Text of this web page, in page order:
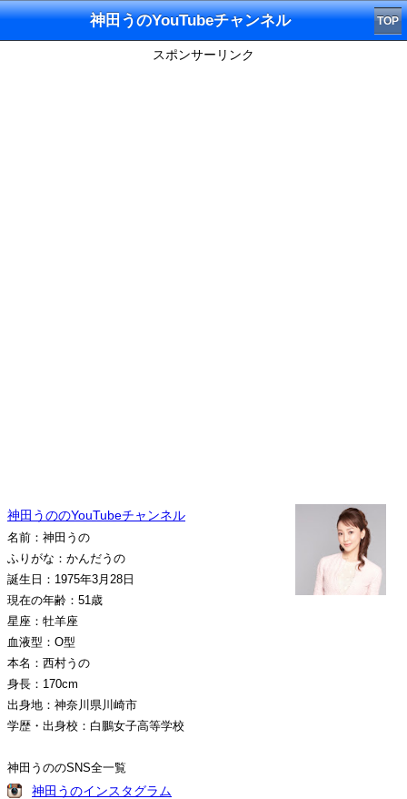
神田うのYouTubeチャンネル TOP
スポンサーリンク
神田うののYouTubeチャンネル
名前：神田うの
ふりがな：かんだうの
誕生日：1975年3月28日
現在の年齢：51歳
星座：牡羊座
血液型：O型
本名：西村うの
身長：170cm
出身地：神奈川県川崎市
学歴・出身校：白鵬女子高等学校
神田うののSNS全一覧
神田うのインスタグラム